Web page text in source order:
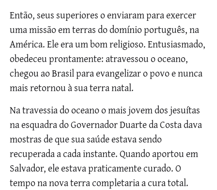
Então, seus superiores o enviaram para exercer
uma missão em terras do domínio português, na
América. Ele era um bom religioso. Entusiasmado,
obedeceu prontamente: atravessou o oceano,
chegou ao Brasil para evangelizar o povo e nunca
mais retornou à sua terra natal.
Na travessia do oceano o mais jovem dos jesuítas
na esquadra do Governador Duarte da Costa dava
mostras de que sua saúde estava sendo
recuperada a cada instante. Quando aportou em
Salvador, ele estava praticamente curado. O
tempo na nova terra completaria a cura total.